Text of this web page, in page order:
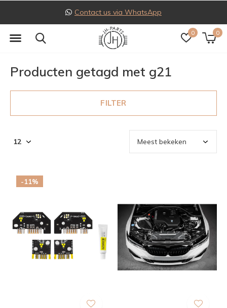
0 0
Contact us via WhatsApp
Producten getagd met g21
FILTER
-11%